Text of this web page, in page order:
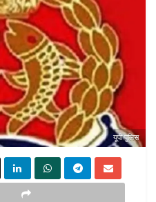
यूपी पुलिस